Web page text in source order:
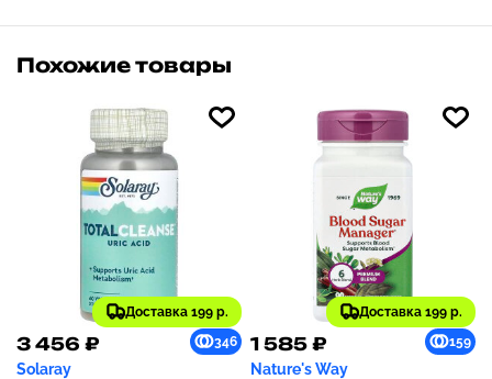
Похожие товары
Доставка 199 р.
3 456 ₽ 346
Solaray
Доставка 199 р.
1 585 ₽ 159
Nature's Way